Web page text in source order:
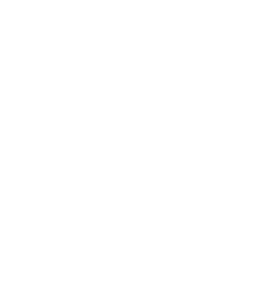
ドイツ人男性がランニングシューズで富士